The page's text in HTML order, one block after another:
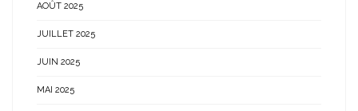
AOÛT 2025
JUILLET 2025
JUIN 2025
MAI 2025